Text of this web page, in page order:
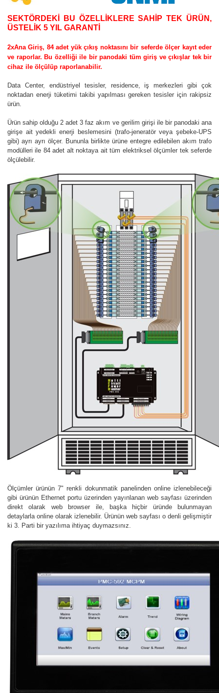
SEKTÖRDEKİ BU ÖZELLİKLERE SAHİP TEK ÜRÜN,
ÜSTELİK 5 YIL GARANTİ
2xAna Giriş, 84 adet yük çıkış noktasını bir seferde ölçer kayıt eder
ve raporlar. Bu özelliği ile bir panodaki tüm giriş ve çıkışlar tek bir
cihaz ile ölçülüp raporlanabilir.
Data Center, endüstriyel tesisler, residence, iş merkezleri gibi çok
noktadan enerji tüketimi takibi yapılması gereken tesisler için rakipsiz
ürün.
Ürün sahip olduğu 2 adet 3 faz akım ve gerilim girişi ile bir panodaki ana
girişe ait yedekli enerji beslemesini (trafo-jeneratör veya şebeke-UPS
gibi) ayrı ayrı ölçer. Bununla birlikte ürüne entegre edilebilen akım trafo
modülleri ile 84 adet alt noktaya ait tüm elektriksel ölçümler tek seferde
ölçülebilir.
Ölçümler ürünün 7" renkli dokunmatik panelinden online izlenebileceği
gibi ürünün Ethernet portu üzerinden yayınlanan web sayfası üzerinden
direkt olarak web browser ile, başka hiçbir üründe bulunmayan
detaylarla online olarak izlenebilir. Ürünün web sayfası o denli gelişmiştir
ki 3. Parti bir yazılıma ihtiyaç duymazsınız.